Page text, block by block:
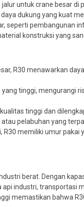
jalur untuk crane besar
dukung yang kuat
seperti pembangunan
konstruksi yang
R30 menawarkan
tinggi, mengurangi
tinggi dan
pelabuhan yang
R30 memiliki umur
berat. Dengan
industri, transportasi
memastikan bahwa